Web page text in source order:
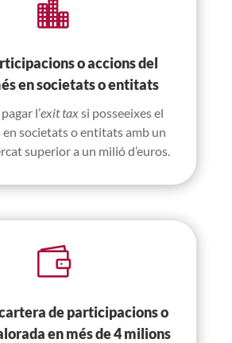

o accions del
en societats o entitats
l’exit taxsi posseeixes el
en societats o entitats amb un
superior a un milió d’euros.

de participacions o
en més de 4 milions